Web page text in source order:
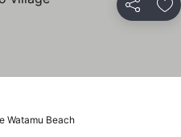
Partilhar
Watamu Beach